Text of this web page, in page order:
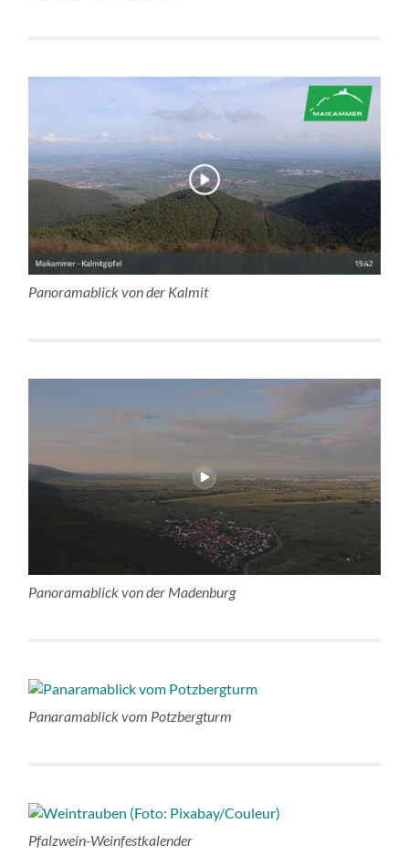
Panoramablick von der Kalmit
Panoramablick von der Madenburg
Panaramablick vom Potzbergturm
Pfalzwein-Weinfestkalender